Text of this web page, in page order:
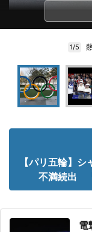
1/5
【パリ五輪】
不満続出
電